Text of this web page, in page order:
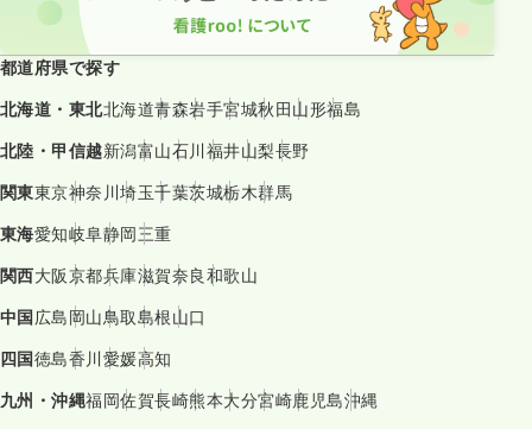
都道府県で探す
北海道・東北北海道青森岩手宮城秋田山形福島
北陸・甲信越新潟富山石川福井山梨長野
関東東京神奈川埼玉千葉茨城栃木群馬
東海愛知岐阜静岡三重
関西大阪京都兵庫滋賀奈良和歌山
中国広島岡山鳥取島根山口
四国徳島香川愛媛高知
九州・沖縄福岡佐賀長崎熊本大分宮崎鹿児島沖縄